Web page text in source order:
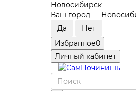
Новосибирск
Ваш город —
Избранное0
Личный кабинет